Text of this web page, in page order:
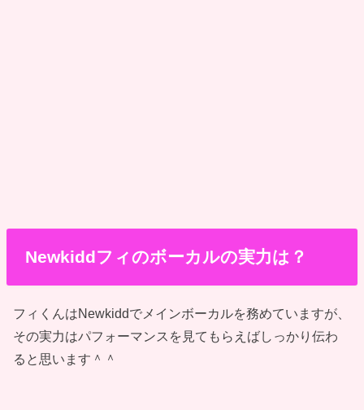
Newkiddフィのボーカルの実力は？
フィくんはNewkiddでメインボーカルを務めていますが、
その実力はパフォーマンスを見てもらえばしっかり伝わ
ると思います＾＾